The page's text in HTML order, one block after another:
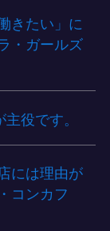
きたい」に
・ガールズ
役です。
には理由が
コンカフ